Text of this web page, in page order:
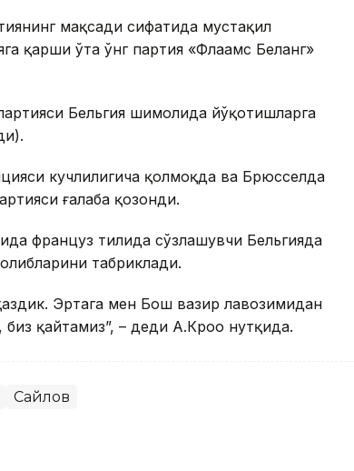
мақсади сифатида мустақил
қарши ўта ўнг партия «Флаамс Беланг»
Бельгия шимолида йўқотишларга
кучлилигича қолмоқда ва Брюсселда
ғалаба қозонди.
француз тилида сўзлашувчи Бельгияда
табриклади.
Эртага мен Бош вазир лавозимидан
қайтамиз”, – деди А.Кроо нутқида.
Сайлов